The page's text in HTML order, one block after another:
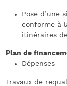
Pose d’une
conforme à
itinéraires
Plan de
Dépenses
Travaux de